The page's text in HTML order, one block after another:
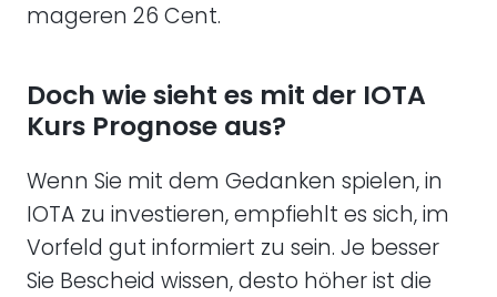
mageren 26 Cent.
Doch wie sieht es mit der IOTA
Kurs Prognose aus?
Wenn Sie mit dem Gedanken spielen, in
IOTA zu investieren, empfiehlt es sich, im
Vorfeld gut informiert zu sein. Je besser
Sie Bescheid wissen, desto höher ist die